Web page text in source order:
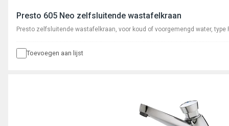
Presto 605 Neo zelfsluitende wastafelkraan
Presto zelfsluitende wastafelkraan, voor koud of voorgemengd water, type
Toevoegen aan lijst